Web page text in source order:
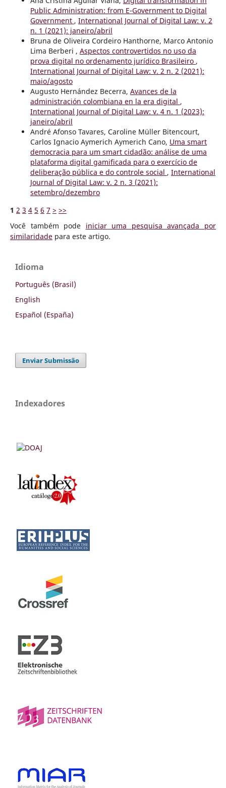
Public Administration: from E-Government to Digital
Government , International Journal of Digital Law: v. 2
n. 1 (2021): janeiro/abril
Bruna de Oliveira Cordeiro Hanthorne, Marco Antonio
Lima Berberi , Aspectos controvertidos no uso da
prova digital no ordenamento jurídico Brasileiro ,
International Journal of Digital Law: v. 2 n. 2 (2021):
maio/agosto
Augusto Hernández Becerra, Avances de la
administración colombiana en la era digital ,
International Journal of Digital Law: v. 4 n. 1 (2023):
janeiro/abril
André Afonso Tavares, Caroline Müller Bitencourt,
Carlos Ignacio Aymerich Aymerich Cano, Uma smart
democracia para um smart cidadão: análise de uma
plataforma digital gamificada para o exercício de
deliberação pública e do controle social , International
Journal of Digital Law: v. 2 n. 3 (2021):
setembro/dezembro
1 2 3 4 5 6 7 > >>
Você também pode iniciar uma pesquisa avançada por
similaridadepara este artigo.
Idioma
Português (Brasil)
English
Español (España)
Enviar Submissão
Indexadores